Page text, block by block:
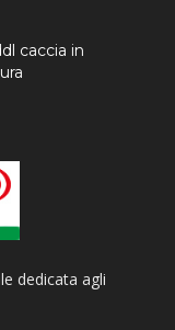
caccia in
dedicata agli